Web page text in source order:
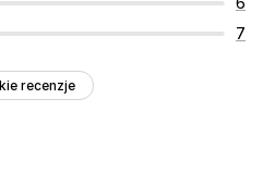
7
recenzje